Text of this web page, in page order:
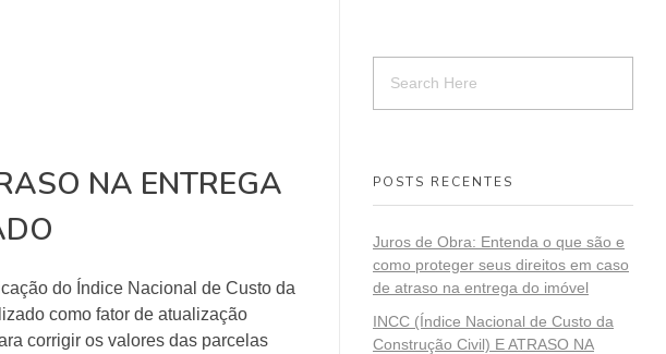
NA ENTREGA
do Índice Nacional de Custo da
como fator de atualização
corrigir os valores das parcelas
POSTS RECENTES
Juros de Obra: Entenda o que são e
como proteger seus direitos em caso
de atraso na entrega do imóvel
INCC (Índice Nacional de Custo da
Construção Civil) E ATRASO NA